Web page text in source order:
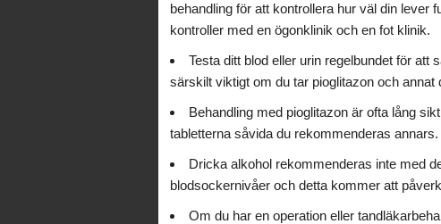
behandling för att kontrollera hur väl din lever
kontroller med en ögonklinik och en fot klinik.
Testa ditt blod eller urin regelbundet för
särskilt viktigt om du tar pioglitazon och annat
Behandling med pioglitazon är ofta lång
tabletterna såvida du rekommenderas annars.
Dricka alkohol rekommenderas inte med
blodsockernivåer och detta kommer att
Om du har en operation eller